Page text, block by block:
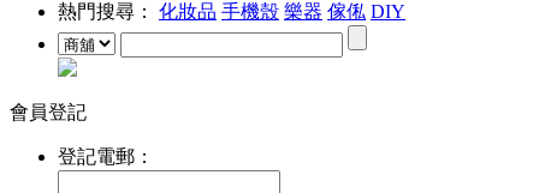
熱門搜尋： 化妝品 手機殼 樂器 傢俬 DIY
會員登記
登記電郵：